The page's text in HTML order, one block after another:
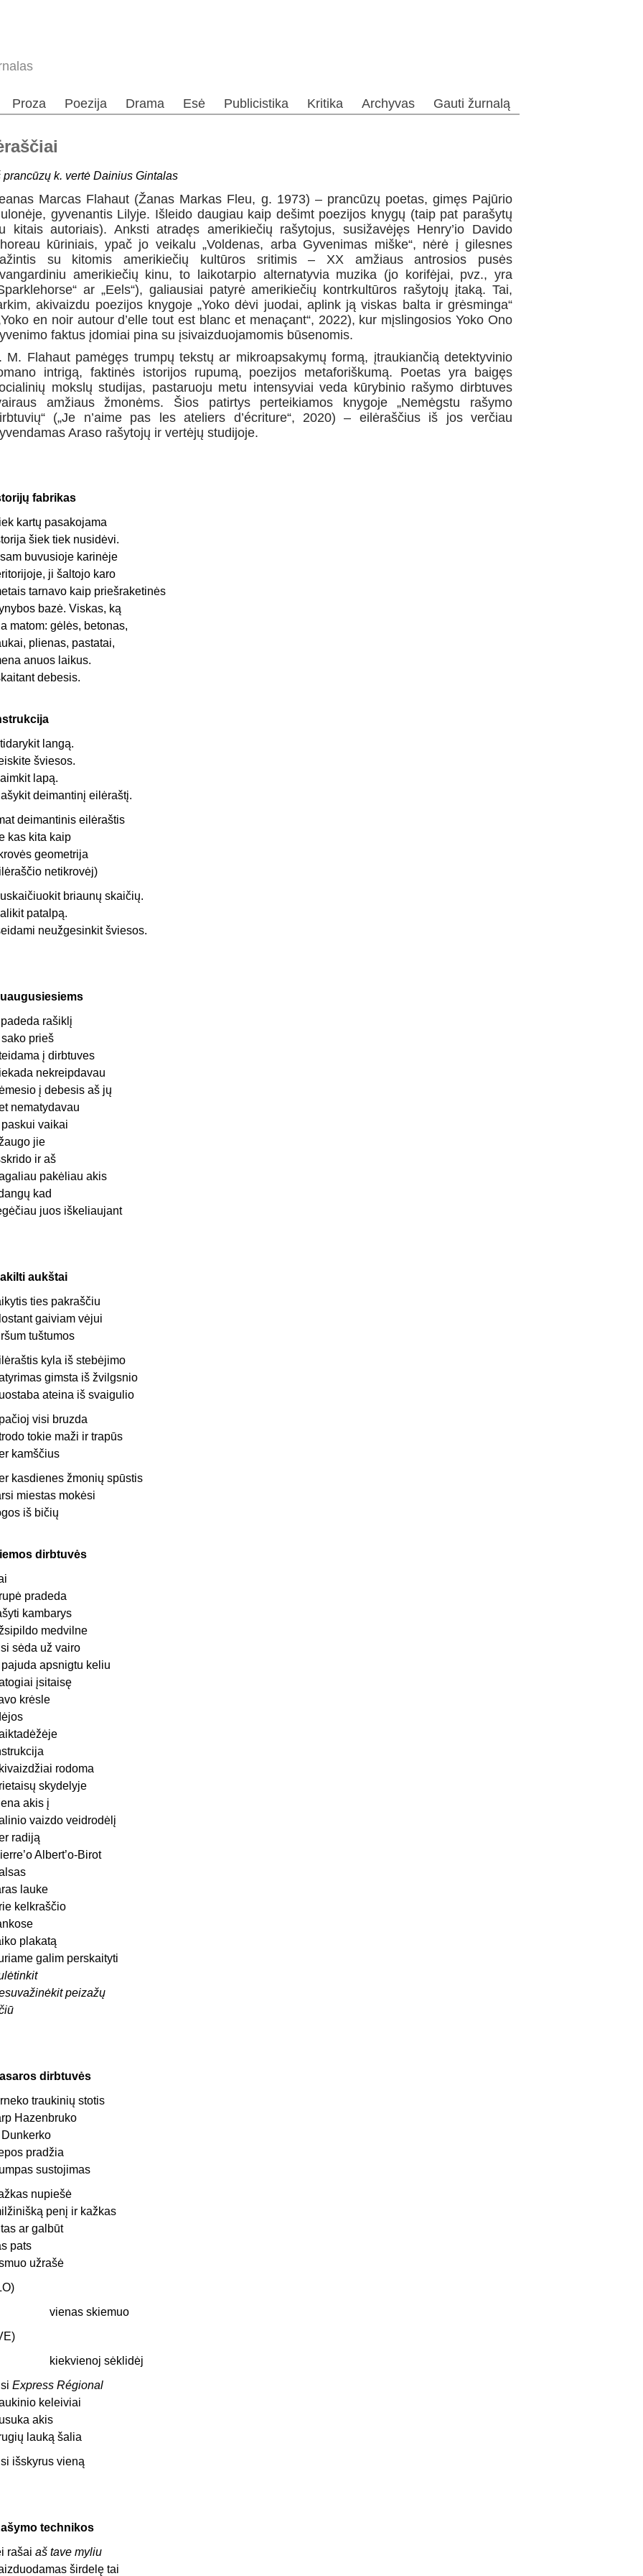
Proza Poezija Drama Esė Publicistika Kritika Archyvas Gauti žurnalą
prancūzų k. vertė Dainius Gintalas
Marcas Flahaut (Žanas Markas Fleu, g. 1973) – prancūzų poetas, gimęs Pajūrio
gyvenantis Lilyje. Išleido daugiau kaip dešimt poezijos knygų (taip pat parašytų
kitais autoriais). Anksti atradęs amerikiečių rašytojus, susižavėjęs Henry’io Davido
kūriniais, ypač jo veikalu „Voldenas, arba Gyvenimas miške“, nėrė į gilesnes
su kitomis amerikiečių kultūros sritimis – XX amžiaus antrosios pusės
amerikiečių kinu, to laikotarpio alternatyvia muzika (jo korifėjai, pvz., yra
ar „Eels“), galiausiai patyrė amerikiečių kontrkultūros rašytojų įtaką. Tai,
akivaizdu poezijos knygoje „Yoko dėvi juodai, aplink ją viskas balta ir grėsminga“
en noir autour d’elle tout est blanc et menaçant“, 2022), kur mįslingosios Yoko Ono
faktus įdomiai pina su įsivaizduojamomis būsenomis.
M. Flahaut pamėgęs trumpų tekstų ar mikroapsakymų formą, įtraukiančią detektyvinio
intrigą, faktinės istorijos rupumą, poezijos metaforiškumą. Poetas yra baigęs
mokslų studijas, pastaruoju metu intensyviai veda kūrybinio rašymo dirbtuves
amžiaus žmonėms. Šios patirtys perteikiamos knygoje „Nemėgstu rašymo
(„Je n’aime pas les ateliers d’écriture“, 2020) – eilėraščius iš jos verčiau
Araso rašytojų ir vertėjų studijoje.
fabrikas
kartų pasakojama
šiek tiek nusidėvi.
buvusioje karinėje
ji šaltojo karo
tarnavo kaip priešraketinės
bazė. Viskas, ką
matom: gėlės, betonas,
plienas, pastatai,
anuos laikus.
debesis.
langą.
šviesos.
lapą.
deimantinį eilėraštį.
deimantinis eilėraštis
kas kita kaip
geometrija
netikrovėj)
briaunų skaičių.
patalpą.
neužgesinkit šviesos.
rašiklį
sako prieš
į dirbtuves
nekreipdavau
į debesis aš jų
nematydavau
vaikai
jie
ir aš
pakėliau akis
kad
juos iškeliaujant
aukštai
ties pakraščiu
gaiviam vėjui
tuštumos
kyla iš stebėjimo
gimsta iš žvilgsnio
ateina iš svaigulio
visi bruzda
tokie maži ir trapūs
kamščius
kasdienes žmonių spūstis
miestas mokėsi
iš bičių
dirbtuvės
pradeda
kambarys
medvilne
sėda už vairo
pajuda apsnigtu keliu
įsitaisę
krėsle
rodoma
skydelyje
akis į
vaizdo veidrodėlį
radiją
Albert’o-Birot
lauke
kelkraščio
plakatą
galim perskaityti
peizažų
dirbtuvės
traukinių stotis
Hazenbruko
Dunkerko
pradžia
sustojimas
nupiešė
penį ir kažkas
ar galbūt
pats
užrašė
vienas skiemuo
kiekvienoj sėklidėj
Express Régional
keleiviai
akis
lauką šalia
išskyrus vieną
technikos
rašai aš tave myliu
širdelę tai